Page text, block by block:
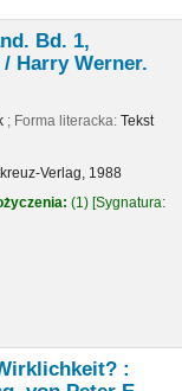
Bd. 1,
/ Harry Werner.
; Forma literacka: Tekst
Verlag, 1988
(1) Sygnatura:
: